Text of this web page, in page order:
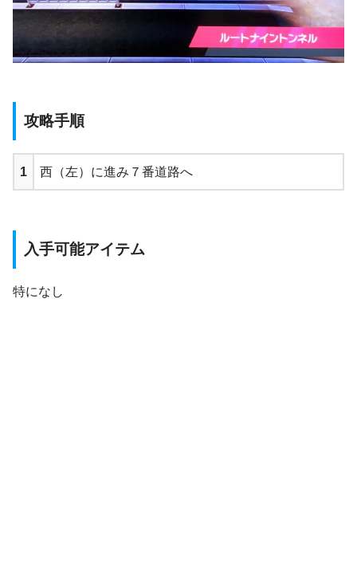
攻略手順
1 西（左）に進み７番道路へ
入手可能アイテム
特になし